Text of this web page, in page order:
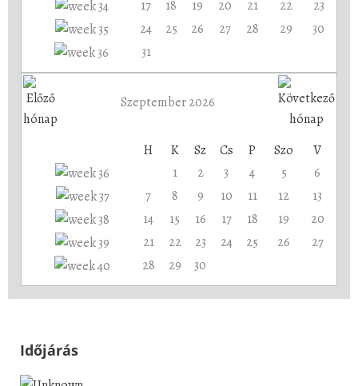
17
18 19 20 21 22
23
24
25 26 27 28 29
30
31
Szeptember 2026
H K Sz Cs P Szo
V
1
2 3 4 5
6
7
8 9 10 11 12
13
14
15 16 17 18 19
20
21
22 23 24 25 26
27
28
29 30
Időjárás